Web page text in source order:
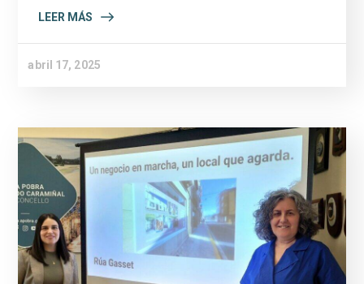
LEER MÁS
abril 17, 2025